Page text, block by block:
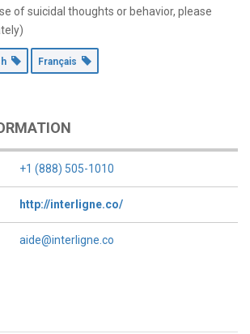
of suicidal thoughts or behavior, please
Français
+1 (888) 505-1010
http://interligne.co/
aide@interligne.co